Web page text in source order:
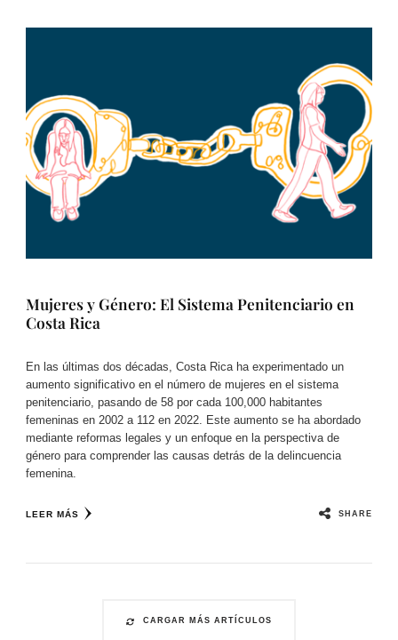
Mujeres y Género: El Sistema Penitenciario en
Costa Rica
En las últimas dos décadas, Costa Rica ha experimentado un
aumento significativo en el número de mujeres en el sistema
penitenciario, pasando de 58 por cada 100,000 habitantes
femeninas en 2002 a 112 en 2022. Este aumento se ha abordado
mediante reformas legales y un enfoque en la perspectiva de
género para comprender las causas detrás de la delincuencia
femenina.
LEER MÁS SHARE
CARGAR MÁS ARTÍCULOS